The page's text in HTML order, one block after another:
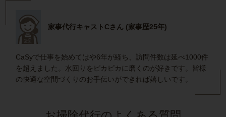
家事代行キャストCさん (家事歴25年)
CaSyで仕事を始めてはや6年が経ち、訪問件数は延べ1000件
を超えました。水回りをピカピカに磨くのが好きです。皆様
の快適な空間づくりのお手伝いができれば嬉しいです。